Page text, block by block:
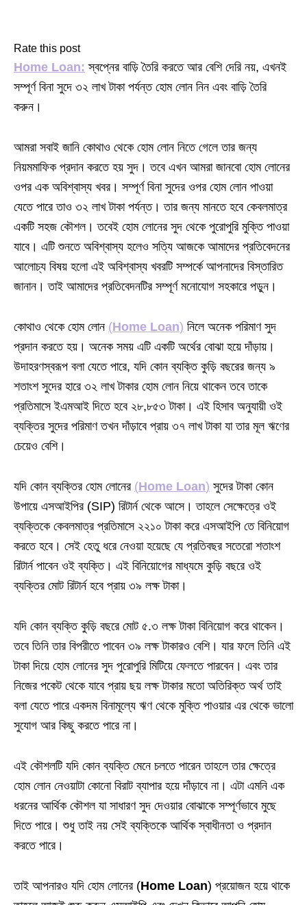
Rate this post
Home Loan: স্বপ্নের বাড়ি তৈরি করতে আর বেশি দেরি নয়, এখনই
সম্পূর্ণ বিনা সুদে ৩২ লাখ টাকা পর্যন্ত হোম লোন নিন এবং বাড়ি তৈরি
করুন।
আমরা সবাই জানি কোথাও থেকে হোম লোন নিতে গেলে তার জন্য
নিয়মমাফিক প্রদান করতে হয় সুদ। তবে এখন আমরা জানবো হোম লোনের
ওপর এক অবিশ্বাস্য খবর। সম্পূর্ণ বিনা সুদের ওপর হোম লোন পাওয়া
যেতে পারে তাও ৩২ লাখ টাকা পর্যন্ত। তার জন্য মানতে হবে কেবলমাত্র
একটি সহজ কৌশল। তবেই হোম লোনের সুদ থেকে পুরোপুরি মুক্তি পাওয়া
যাবে। এটি শুনতে অবিশ্বাস্য হলেও সত্যি আজকে আমাদের প্রতিবেদনের
আলোচ্য বিষয় হলো এই অবিশ্বাস্য খবরটি সম্পর্কে আপনাদের বিস্তারিত
জানান। তাই আমাদের প্রতিবেদনটির সম্পূর্ণ মনোযোগ সহকারে পড়ুন।
কোথাও থেকে হোম লোন (Home Loan) নিলে অনেক পরিমাণ সুদ
প্রদান করতে হয়। অনেক সময় এটি একটি অর্থের বোঝা হয়ে দাঁড়ায়।
উদাহরণস্বরূপ বলা যেতে পারে, যদি কোন ব্যক্তি কুড়ি বছরের জন্য ৯
শতাংশ সুদের হারে ৩২ লাখ টাকার হোম লোন নিয়ে থাকেন তবে তাকে
প্রতিমাসে ইএমআই দিতে হবে ২৮,৮৫৩ টাকা। এই হিসাব অনুযায়ী ওই
ব্যক্তির সুদের পরিমাণ তখন দাঁড়াবে প্রায় ৩৭ লাখ টাকা যা তার মূল ঋণের
চেয়েও বেশি।
যদি কোন ব্যক্তির হোম লোনের (Home Loan) সুদের টাকা কোন
উপায়ে এসআইপির (SIP) রিটার্ন থেকে আসে। তাহলে সেক্ষেত্রে ওই
ব্যক্তিকে কেবলমাত্র প্রতিমাসে ২২১০ টাকা করে এসআইপি তে বিনিয়োগ
করতে হবে। সেই হেতু ধরে নেওয়া হয়েছে যে প্রতিবছর সতেরো শতাংশ
রিটার্ন পাবেন ওই ব্যক্তি। এই বিনিয়োগের মাধ্যমে কুড়ি বছরে ওই
ব্যক্তির মোট রিটার্ন হবে প্রায় ৩৯ লক্ষ টাকা।
যদি কোন ব্যক্তি কুড়ি বছরে মোট ৫.৩ লক্ষ টাকা বিনিয়োগ করে থাকেন।
তবে তিনি তার বিপরীতে পাবেন ৩৯ লক্ষ টাকারও বেশি। যার ফলে তিনি এই
টাকা দিয়ে হোম লোনের সুদ পুরোপুরি মিটিয়ে ফেলতে পারবেন। এবং তার
নিজের পকেট থেকে যাবে প্রায় ছয় লক্ষ টাকার মতো অতিরিক্ত অর্থ তাই
বলা যেতে পারে একদম বিনামূল্যে ঋণ থেকে মুক্তি পাওয়ার এর থেকে ভালো
সুযোগ আর কিছু করতে পারে না।
এই কৌশলটি যদি কোন ব্যক্তি মেনে চলতে পারেন তাহলে তার ক্ষেত্রে
হোম লোন নেওয়াটা কোনো বিরাট ব্যাপার হয়ে দাঁড়াবে না। এটা এমনি এক
ধরনের আর্থিক কৌশল যা সাধারণ সুদ দেওয়ার বোঝাকে সম্পূর্ণভাবে মুছে
দিতে পারে। শুধু তাই নয় সেই ব্যক্তিকে আর্থিক স্বাধীনতা ও প্রদান
করতে পারে।
তাই আপনারও যদি হোম লোনের (Home Loan) প্রয়োজন হয়ে থাকে